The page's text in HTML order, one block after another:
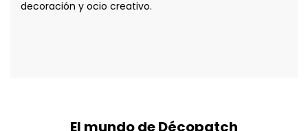
decoración y ocio creativo.
El mundo de Décopatch